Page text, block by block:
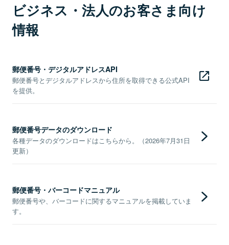
ビジネス・法人のお客さま向け
情報
郵便番号・デジタルアドレスAPI
郵便番号とデジタルアドレスから住所を取得できる公式API
を提供。
郵便番号データのダウンロード
各種データのダウンロードはこちらから。（2026年7月31日
更新）
郵便番号・バーコードマニュアル
郵便番号や、バーコードに関するマニュアルを掲載していま
す。